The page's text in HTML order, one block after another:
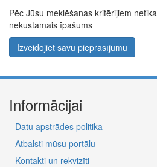
Pēc Jūsu meklēšanas kritērijiem
nekustamais īpašums
Izveidojiet savu pieprasījumu
Informācijai
Datu apstrādes politika
Atbalsti mūsu portālu
Kontakti un rekvizīti